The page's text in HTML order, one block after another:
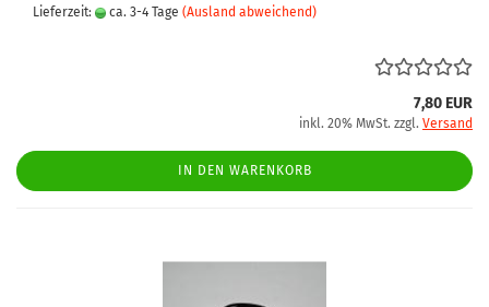
Lieferzeit:
ca. 3-4 Tage (Ausland abweichend)
7,80 EUR
inkl. 20% MwSt. zzgl. Versand
IN DEN WARENKORB